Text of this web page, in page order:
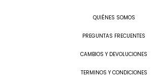
QUIÉNES SOMOS
PREGUNTAS FRECUENTES
CAMBIOS Y DEVOLUCIONES
TERMINOS Y CONDICIONES